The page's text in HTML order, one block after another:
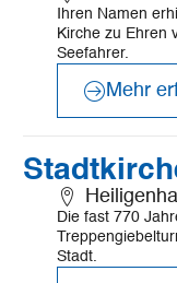
Ihren Namen
Kirche zu Ehren
Seefahrer.
Mehr
Die fast 770
Stadt.
Mehr
erfahren